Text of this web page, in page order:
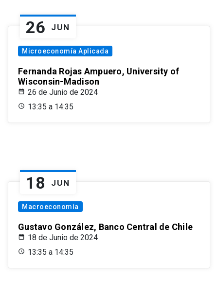
26 JUN
Microeconomía Aplicada
Fernanda Rojas Ampuero, University of
Wisconsin-Madison
26 de Junio de 2024
13:35 a 14:35
18 JUN
Macroeconomía
Gustavo González, Banco Central de Chile
18 de Junio de 2024
13:35 a 14:35